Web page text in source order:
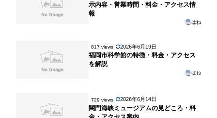
示内容・営業時間・料金・アクセス情
報
はね
817 views 2026年6月19日
福岡市科学館の特徴・料金・アクセス
を解説
はね
729 views 2026年6月14日
関門海峡ミュージアムの見どころ・料